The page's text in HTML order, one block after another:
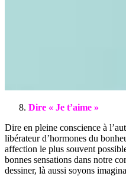
Dire « Je t’aime »
Dire en pleine conscience à
libérateur d’hormones du
affection le plus souvent
bonnes sensations dans notre
dessiner, là aussi soyons